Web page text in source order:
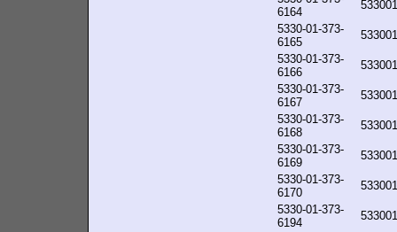
6164
5330-01-373-
6165
5330-01-373-
6166
5330-01-373-
6167
5330-01-373-
6168
5330-01-373-
6169
5330-01-373-
6170
5330-01-373-
6194